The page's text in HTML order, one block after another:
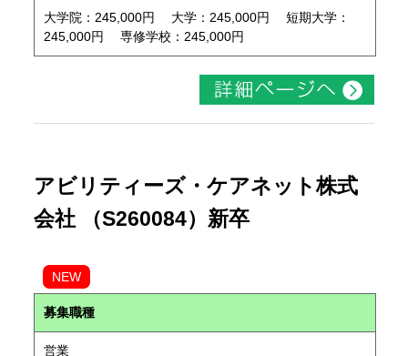
大学院：245,000円 大学：245,000円 短期大学：
245,000円 専修学校：245,000円
アビリティーズ・ケアネット株式
会社 （S260084）新卒
NEW
募集職種
営業